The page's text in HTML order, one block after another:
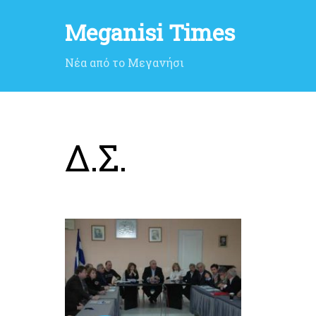
Meganisi Times
Νέα από το Μεγανήσι
Δ.Σ.